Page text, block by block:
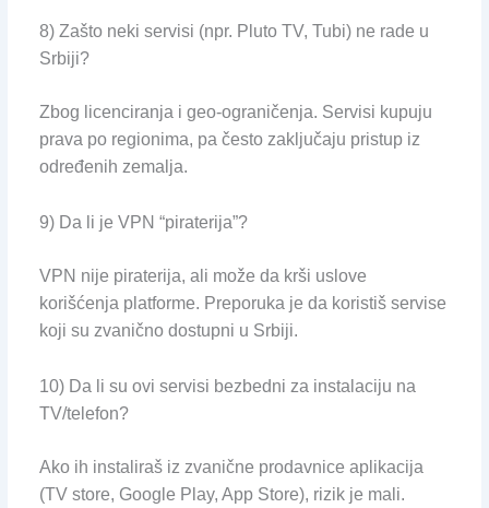
8) Zašto neki servisi (npr. Pluto TV, Tubi) ne rade u
Srbiji?
Zbog licenciranja i geo-ograničenja. Servisi kupuju
prava po regionima, pa često zaključaju pristup iz
određenih zemalja.
9) Da li je VPN “piraterija”?
VPN nije piraterija, ali može da krši uslove
korišćenja platforme. Preporuka je da koristiš servise
koji su zvanično dostupni u Srbiji.
10) Da li su ovi servisi bezbedni za instalaciju na
TV/telefon?
Ako ih instaliraš iz zvanične prodavnice aplikacija
(TV store, Google Play, App Store), rizik je mali.